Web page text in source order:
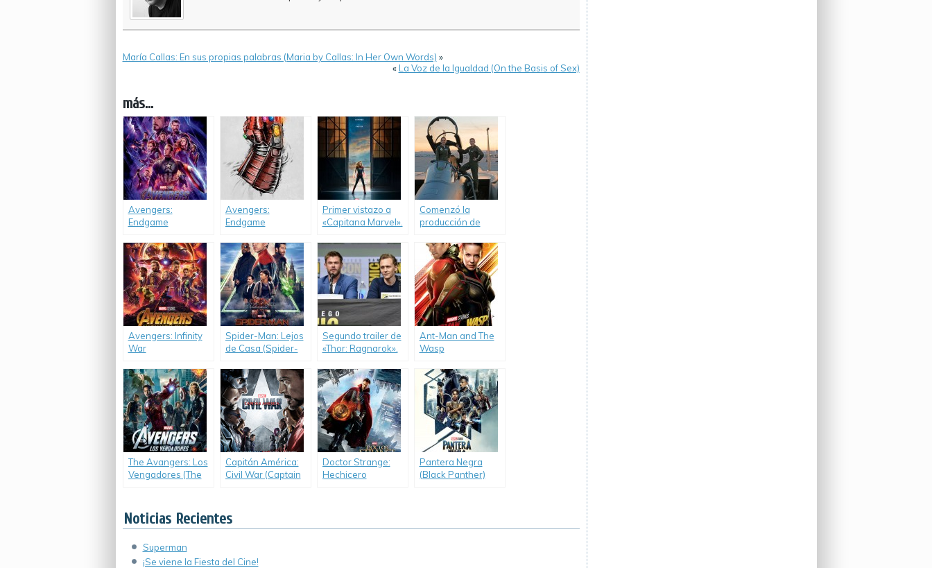
María Callas: En sus propias palabras (Maria by Callas: In Her Own Words) »
«La Voz de la Igualdad (On the Basis of Sex)
más...
Avengers:
Endgame
Avengers:
Endgame
contenido
adicional)
Primer vistazo a
«Capitana Marvel».
Comenzó la
producción de
Avengers: Infinity
War
Spider-Man: Lejos
de Casa (Spider-
Home)
Segundo trailer de
«Thor: Ragnarok».
Ant-Man and The
Wasp
The Avangers: Los
Vengadores (The
Capitán América:
Civil War (Captain
Doctor Strange:
Hechicero
Pantera Negra
(Black Panther)
Noticias Recientes
Superman
¡Se viene la Fiesta del Cine!